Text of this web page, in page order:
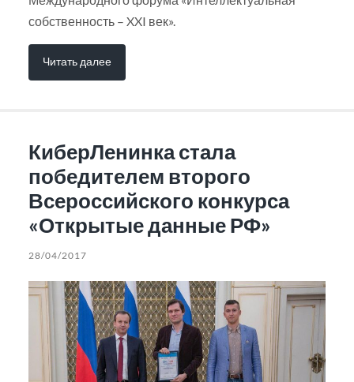
собственность – XXI век».
Читать далее
КиберЛенинка стала
победителем второго
Всероссийского конкурса
«Открытые данные РФ»
28/04/2017